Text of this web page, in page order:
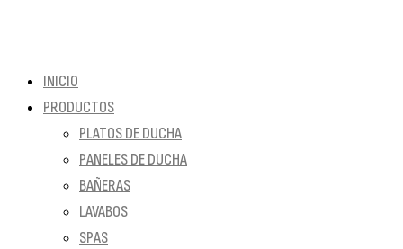
INICIO
PRODUCTOS
PLATOS DE DUCHA
PANELES DE DUCHA
BAÑERAS
LAVABOS
SPAS